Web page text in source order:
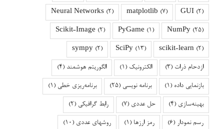
GUI (2)
matplotlib (7)
Neural Networks (2)
NumPy (25)
PyGame (1)
Scikit-Image (2)
scikit-learn (2)
SciPy (13)
sympy (2)
ازدحام ذرات (3) الکترونیک (1) الگوریتم هوشمند (4)
بازنمایی داده (1) برنامه نویسی (25) برنامه‌ریزی خطی (1)
بهینه‌سازی (4) حل عددی (7) رابط گرافیکی (2)
رسم نمودار (6) رمز ارزها (1) روشهای عددی (10)